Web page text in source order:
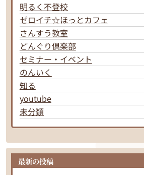
明るく不登校
ゼロイチ☆ほっとカフェ
さんすう教室
どんぐり倶楽部
セミナー・イベント
のんいく
知る
youtube
未分類
最新の投稿